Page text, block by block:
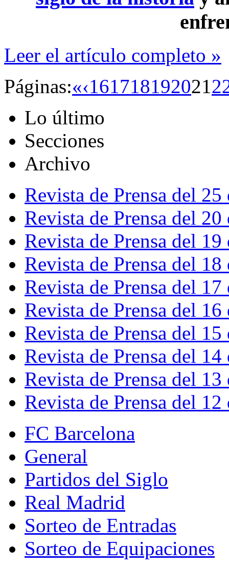
Leer el artículo completo »
Páginas:«‹161718192021
Lo último
Secciones
Archivo
Revista de Prensa del
Revista de Prensa del
Revista de Prensa del
Revista de Prensa del
Revista de Prensa del
Revista de Prensa del
Revista de Prensa del
Revista de Prensa del
Revista de Prensa del
Revista de Prensa del
FC Barcelona
General
Partidos del Siglo
Real Madrid
Sorteo de Entradas
Sorteo de Equipaciones